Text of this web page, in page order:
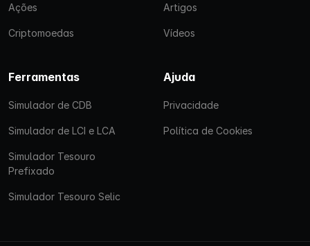
Ações
Criptomoedas
Artigos
Vídeos
Ferramentas
Simulador de CDB
Simulador de LCI e LCA
Simulador Tesouro
Prefixado
Simulador Tesouro Selic
Ajuda
Privacidade
Política de Cookies